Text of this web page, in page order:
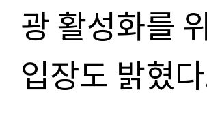
광 활성화를
입장도 밝혔